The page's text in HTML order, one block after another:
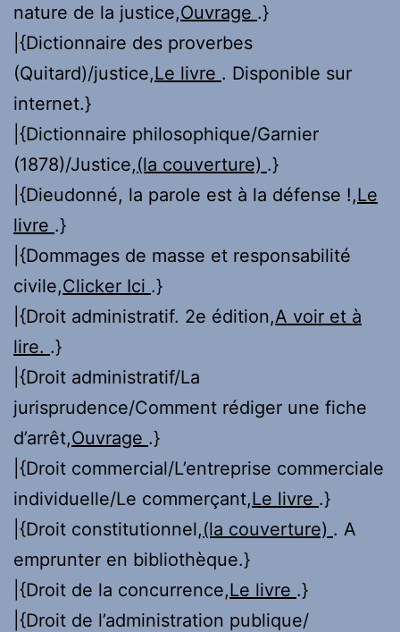
nature de la justice,Ouvrage .}
|{Dictionnaire des proverbes
(Quitard)/justice,Le livre . Disponible sur
internet.}
|{Dictionnaire philosophique/Garnier
(1878)/Justice,(la couverture) .}
|{Dieudonné, la parole est à la défense !,Le
livre .}
|{Dommages de masse et responsabilité
civile,Clicker Ici .}
|{Droit administratif. 2e édition,A voir et à
lire. .}
|{Droit administratif/La
jurisprudence/Comment rédiger une fiche
d’arrêt,Ouvrage .}
|{Droit commercial/L’entreprise commerciale
individuelle/Le commerçant,Le livre .}
|{Droit constitutionnel,(la couverture) . A
emprunter en bibliothèque.}
|{Droit de la concurrence,Le livre .}
|{Droit de l’administration publique/